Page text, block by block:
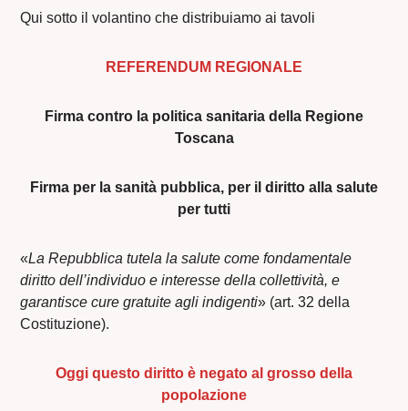
Qui sotto il volantino che distribuiamo ai tavoli
REFERENDUM REGIONALE
Firma contro la politica sanitaria della Regione
Toscana
Firma per la sanità pubblica, per il diritto alla salute
per tutti
«La Repubblica tutela la salute come fondamentale
diritto dell’individuo e interesse della collettività, e
garantisce cure gratuite agli indigenti» (art. 32 della
Costituzione).
Oggi questo diritto è negato al grosso della
popolazione